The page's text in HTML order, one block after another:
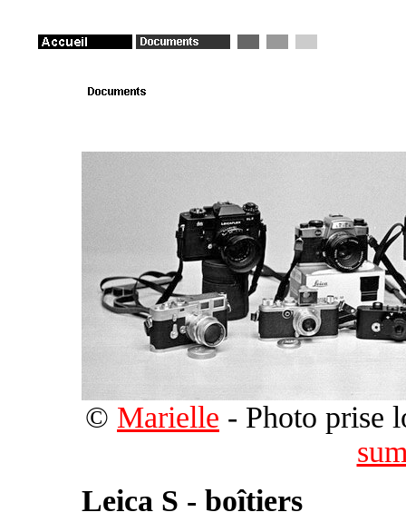
© Marielle - Photo prise
Leica S - boîtiers